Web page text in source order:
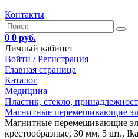
Контакты
0 0 руб.
Личный кабинет
Войти / Регистрация
Главная страница
Каталог
Медицина
Пластик, стекло,
Магнитные перемешивающие
Магнитные перемешивающие
крестообразные, 30 мм, 5 шт.,